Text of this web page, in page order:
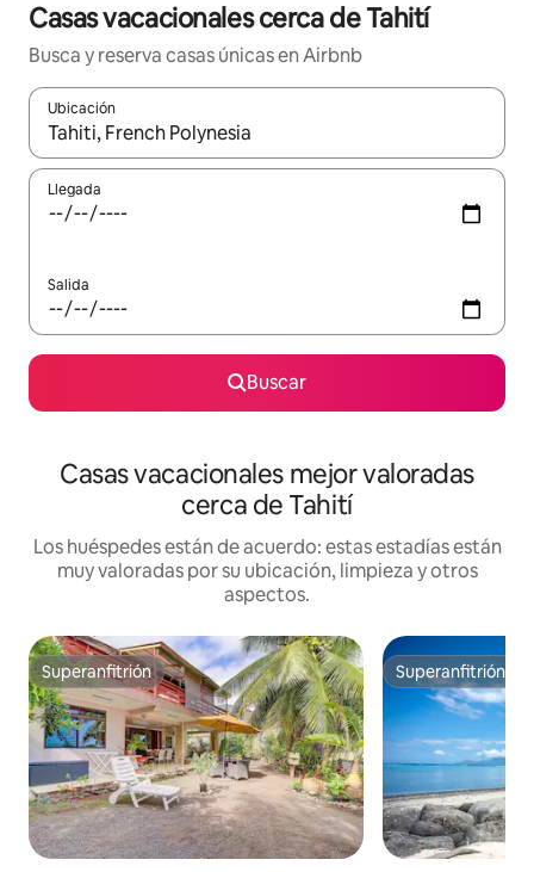
Casas vacacionales cerca de Tahití
Busca y reserva casas únicas en Airbnb
Ubicación
Cuando los resultados estén disponibles, navega con las
Llegada
Salida
Buscar
Casas vacacionales mejor valoradas
cerca de Tahití
Los huéspedes están de acuerdo: estas estadías están
muy valoradas por su ubicación, limpieza y otros
aspectos.
Superanfitrión
Superanfitrión Superanfitrión
Superanfitrión